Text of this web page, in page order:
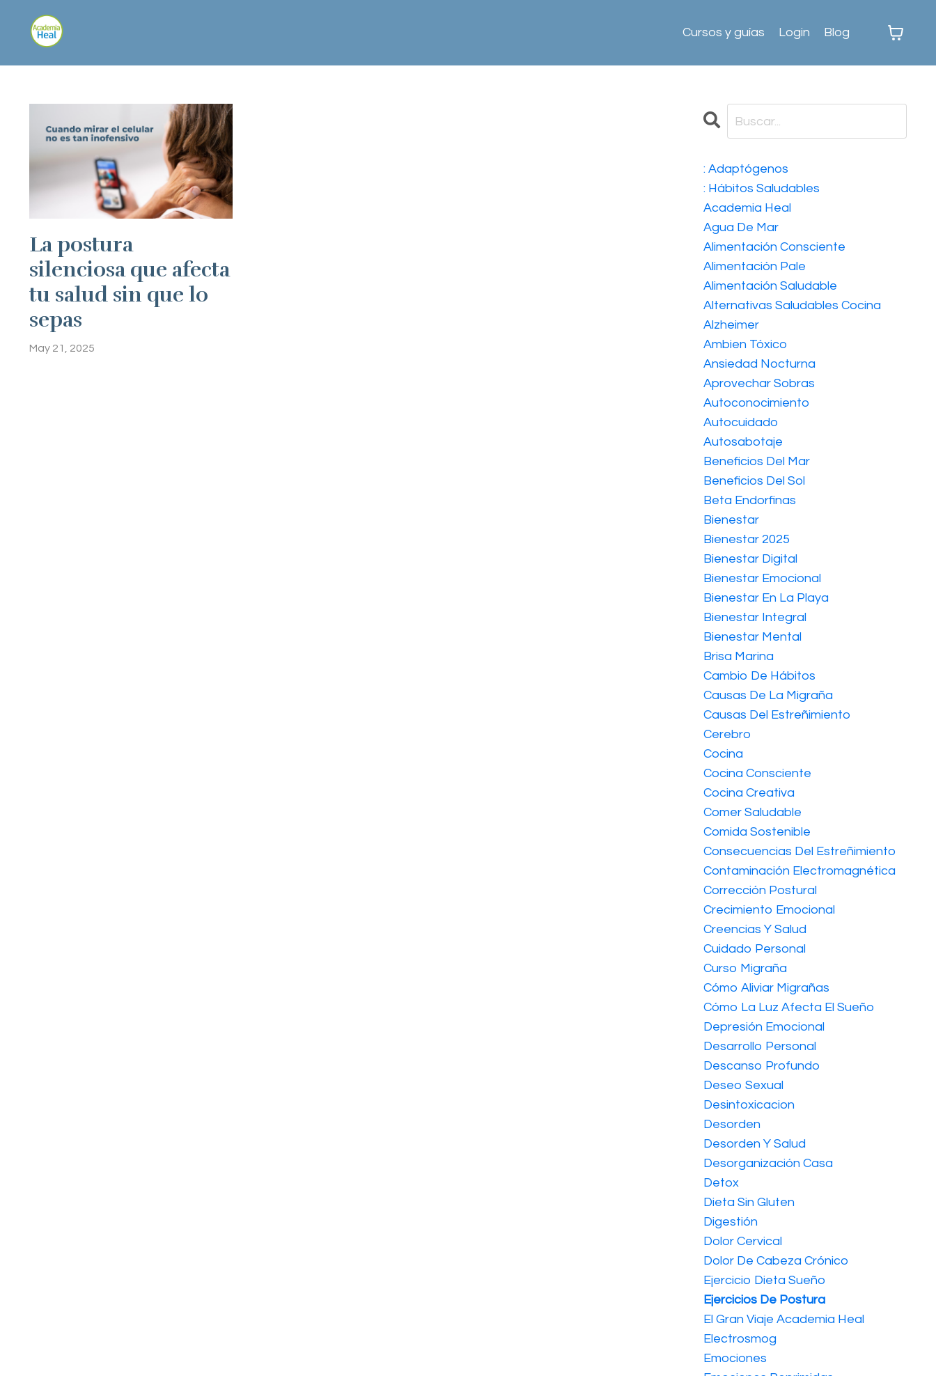
Cursos y guías Login Blog
La postura
silenciosa que afecta
tu salud sin que lo
sepas
May 21, 2025
: Adaptógenos
: Hábitos Saludables
Academia Heal
Agua De Mar
Alimentación Consciente
Alimentación Pale
Alimentación Saludable
Alternativas Saludables Cocina
Alzheimer
Ambien Tóxico
Ansiedad Nocturna
Aprovechar Sobras
Autoconocimiento
Autocuidado
Autosabotaje
Beneficios Del Mar
Beneficios Del Sol
Beta Endorfinas
Bienestar
Bienestar 2025
Bienestar Digital
Bienestar Emocional
Bienestar En La Playa
Bienestar Integral
Bienestar Mental
Brisa Marina
Cambio De Hábitos
Causas De La Migraña
Causas Del Estreñimiento
Cerebro
Cocina
Cocina Consciente
Cocina Creativa
Comer Saludable
Comida Sostenible
Consecuencias Del Estreñimiento
Contaminación Electromagnética
Corrección Postural
Crecimiento Emocional
Creencias Y Salud
Cuidado Personal
Curso Migraña
Cómo Aliviar Migrañas
Cómo La Luz Afecta El Sueño
Depresión Emocional
Desarrollo Personal
Descanso Profundo
Deseo Sexual
Desintoxicacion
Desorden
Desorden Y Salud
Desorganización Casa
Detox
Dieta Sin Gluten
Digestión
Dolor Cervical
Dolor De Cabeza Crónico
Ejercicio Dieta Sueño
Ejercicios De Postura
El Gran Viaje Academia Heal
Electrosmog
Emociones